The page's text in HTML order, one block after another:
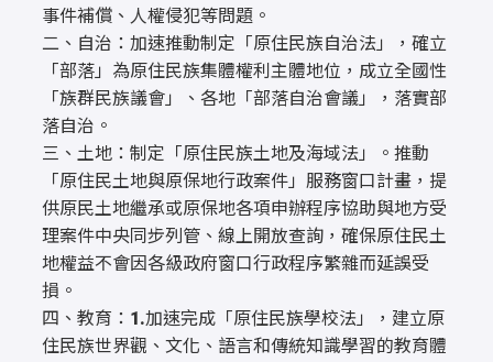
事件補償、人權侵犯等問題。
二、自治：加速推動制定「原住民族自治法」，確立
「部落」為原住民族集體權利主體地位，成立全國性
「族群民族議會」、各地「部落自治會議」，落實部
落自治。
三、土地：制定「原住民族土地及海域法」。推動
「原住民土地與原保地行政案件」服務窗口計畫，提
供原民土地繼承或原保地各項申辦程序協助與地方受
理案件中央同步列管、線上開放查詢，確保原住民土
地權益不會因各級政府窗口行政程序繁雜而延誤受
損。
四、教育：1.加速完成「原住民族學校法」，建立原
住民族世界觀、文化、語言和傳統知識學習的教育體